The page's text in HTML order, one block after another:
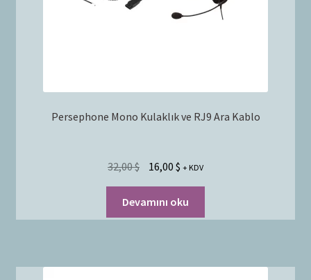
Persephone Mono Kulaklık ve RJ9 Ara Kablo
32,00$ 16,00 $ + KDV
Devamını oku